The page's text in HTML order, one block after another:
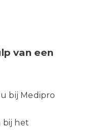
van een
bij Medipro
bij het